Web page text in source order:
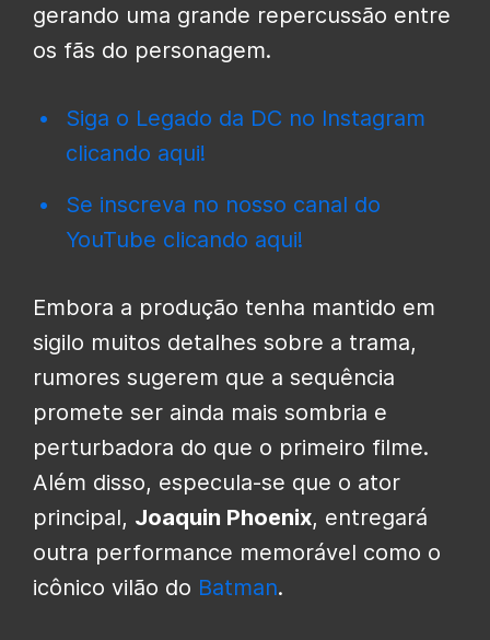
gerando uma grande repercussão entre
os fãs do personagem.
Siga o Legado da DC no Instagram
clicando aqui!
Se inscreva no nosso canal do
YouTube clicando aqui!
Embora a produção tenha mantido em
sigilo muitos detalhes sobre a trama,
rumores sugerem que a sequência
promete ser ainda mais sombria e
perturbadora do que o primeiro filme.
Além disso, especula-se que o ator
principal, Joaquin Phoenix, entregará
outra performance memorável como o
icônico vilão do Batman.